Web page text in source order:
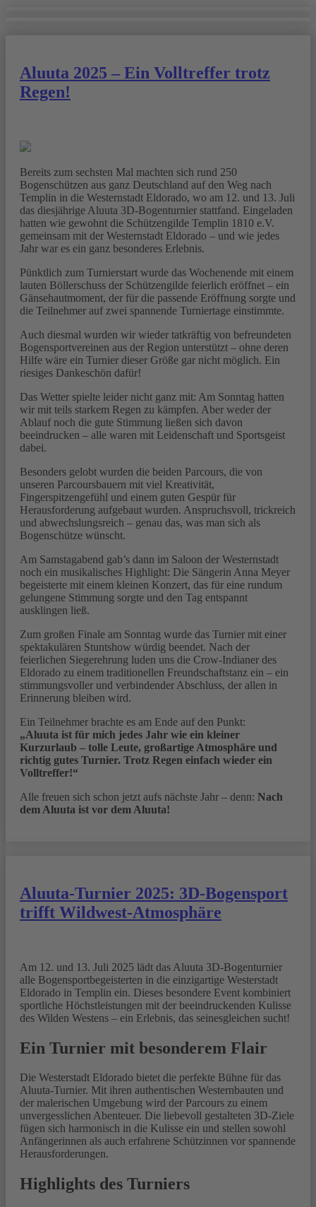
Aluuta 2025 – Ein Volltreffer trotz
Regen!
Bereits zum sechsten Mal machten sich rund 250
Bogenschützen aus ganz Deutschland auf den Weg nach
Templin in die Westernstadt Eldorado, wo am 12. und 13. Juli
das diesjährige Aluuta 3D-Bogenturnier stattfand. Eingeladen
hatten wie gewohnt die Schützengilde Templin 1810 e.V.
gemeinsam mit der Westernstadt Eldorado – und wie jedes
Jahr war es ein ganz besonderes Erlebnis.
Pünktlich zum Turnierstart wurde das Wochenende mit einem
lauten Böllerschuss der Schützengilde feierlich eröffnet – ein
Gänsehautmoment, der für die passende Eröffnung sorgte und
die Teilnehmer auf zwei spannende Turniertage einstimmte.
Auch diesmal wurden wir wieder tatkräftig von befreundeten
Bogensportvereinen aus der Region unterstützt – ohne deren
Hilfe wäre ein Turnier dieser Größe gar nicht möglich. Ein
riesiges Dankeschön dafür!
Das Wetter spielte leider nicht ganz mit: Am Sonntag hatten
wir mit teils starkem Regen zu kämpfen. Aber weder der
Ablauf noch die gute Stimmung ließen sich davon
beeindrucken – alle waren mit Leidenschaft und Sportsgeist
dabei.
Besonders gelobt wurden die beiden Parcours, die von
unseren Parcoursbauern mit viel Kreativität,
Fingerspitzengefühl und einem guten Gespür für
Herausforderung aufgebaut wurden. Anspruchsvoll, trickreich
und abwechslungsreich – genau das, was man sich als
Bogenschütze wünscht.
Am Samstagabend gab’s dann im Saloon der Westernstadt
noch ein musikalisches Highlight: Die Sängerin Anna Meyer
begeisterte mit einem kleinen Konzert, das für eine rundum
gelungene Stimmung sorgte und den Tag entspannt
ausklingen ließ.
Zum großen Finale am Sonntag wurde das Turnier mit einer
spektakulären Stuntshow würdig beendet. Nach der
feierlichen Siegerehrung luden uns die Crow-Indianer des
Eldorado zu einem traditionellen Freundschaftstanz ein – ein
stimmungsvoller und verbindender Abschluss, der allen in
Erinnerung bleiben wird.
Ein Teilnehmer brachte es am Ende auf den Punkt:
„Aluuta ist für mich jedes Jahr wie ein kleiner
Kurzurlaub – tolle Leute, großartige Atmosphäre und
richtig gutes Turnier. Trotz Regen einfach wieder ein
Volltreffer!“
Alle freuen sich schon jetzt aufs nächste Jahr – denn: Nach
dem Aluuta ist vor dem Aluuta!
Aluuta-Turnier 2025: 3D-Bogensport
trifft Wildwest-Atmosphäre
Am 12. und 13. Juli 2025 lädt das Aluuta 3D-Bogenturnier
alle Bogensportbegeisterten in die einzigartige Westerstadt
Eldorado in Templin ein. Dieses besondere Event kombiniert
sportliche Höchstleistungen mit der beeindruckenden Kulisse
des Wilden Westens – ein Erlebnis, das seinesgleichen sucht!
Ein Turnier mit besonderem Flair
Die Westerstadt Eldorado bietet die perfekte Bühne für das
Aluuta-Turnier. Mit ihren authentischen Westernbauten und
der malerischen Umgebung wird der Parcours zu einem
unvergesslichen Abenteuer. Die liebevoll gestalteten 3D-Ziele
fügen sich harmonisch in die Kulisse ein und stellen sowohl
Anfängerinnen als auch erfahrene Schützinnen vor spannende
Herausforderungen.
Highlights des Turniers